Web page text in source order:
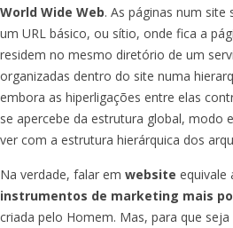
World Wide Web. As páginas num site
um URL básico, ou sítio, onde fica a
residem no mesmo diretório de um
organizadas dentro do site numa
embora as hiperligações entre elas
se apercebe da estrutura global, modo
ver com a estrutura hierárquica dos
Na verdade, falar em website equivale
instrumentos de marketing mais
criada pelo Homem. Mas, para que seja